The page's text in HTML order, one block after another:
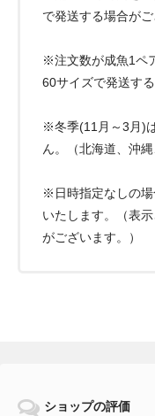
で発送する場合が
※注文数が成魚1ペ
60サイズで発送す
※冬季(11月～3月)
ん。（北海道、沖縄
※日時指定なしの
いたします。（表
がございます。）
ショップの評価